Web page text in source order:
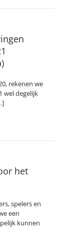
rekenen we
wel degelijk
het
spelers en
een
kunnen